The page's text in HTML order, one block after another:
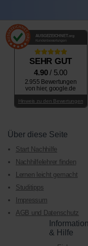
AUSGEZEICHNET .org
Kundenbewertungen
SEHR GUT
4.90/ 5.00
2.955 Bewertungen
von hier, google.de
Hinweis zu den Bewertungen
Über diese Seite
Start Nachhilfe
Nachhilfelehrer finden
Lernen leicht gemacht
Studitipps
Impressum
AGB und Datenschutz
Information
& Hilfe